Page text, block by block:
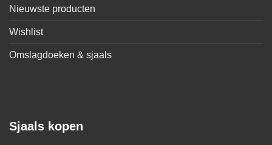
Nieuwste producten
Wishlist
Omslagdoeken & sjaals
Sjaals kopen